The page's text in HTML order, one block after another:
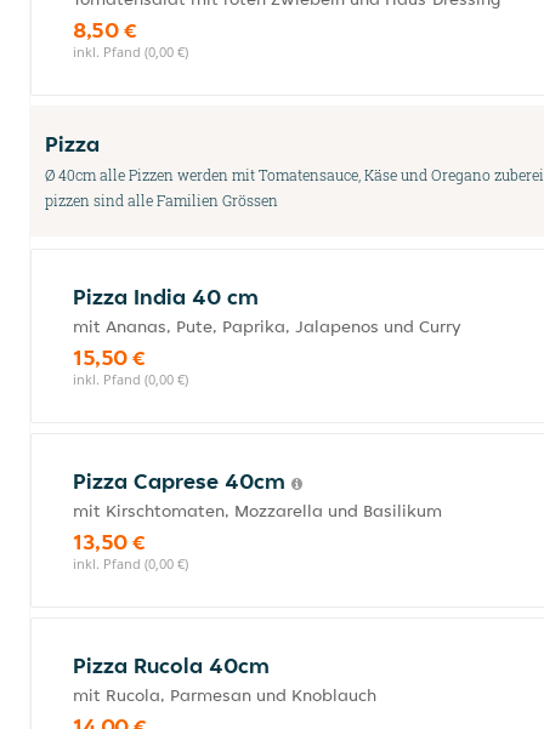
8,50 €
inkl. Pfand (0,00 €)
Pizza
Ø 40cm alle Pizzen werden mit Tomatensauce, Käse und Oregano
pizzen sind alle Familien Grössen
Pizza India 40 cm
mit Ananas, Pute, Paprika, Jalapenos und Curry
15,50 €
inkl. Pfand (0,00 €)
Pizza Caprese 40cm
mit Kirschtomaten, Mozzarella und Basilikum
13,50 €
inkl. Pfand (0,00 €)
Pizza Rucola 40cm
mit Rucola, Parmesan und Knoblauch